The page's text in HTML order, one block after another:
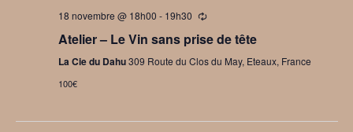
18 novembre @ 18h00 - 19h30
Se
Atelier – Le Vin sans prise de tête
La Cie du Dahu309 Route du Clos du May, Eteaux, France
100€